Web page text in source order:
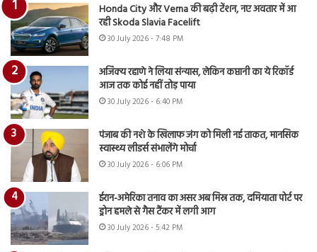
Honda City और Verna की बढ़ी टेंशन, नए अवतार में आ
रही Skoda Slavia Facelift
30 July 2026 - 7:48 PM
अजिंक्य रहाणे ने लिया संन्यास, लेकिन कप्तानी का ये रिकॉर्ड
आज तक कोई नहीं तोड़ पाया
30 July 2026 - 6:40 PM
पंजाब की नशे के खिलाफ जंग को मिली नई ताकत, मानसिक
स्वास्थ्य लीडर्स संभालेंगे मोर्चा
30 July 2026 - 6:06 PM
ईरान-अमेरिका तनाव का असर अब मिस्र तक, दमियाता पोर्ट पर
ड्रोन हमले से गैस टैंकर में लगी आग
30 July 2026 - 5:42 PM